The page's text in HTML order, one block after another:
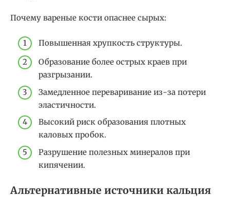
Почему вареные кости опаснее сырых:
Повышенная хрупкость структуры.
Образование более острых краев при
разгрызании.
Замедленное переваривание из-за потери
эластичности.
Высокий риск образования плотных
каловых пробок.
Разрушение полезных минералов при
кипячении.
Альтернативные источники кальция